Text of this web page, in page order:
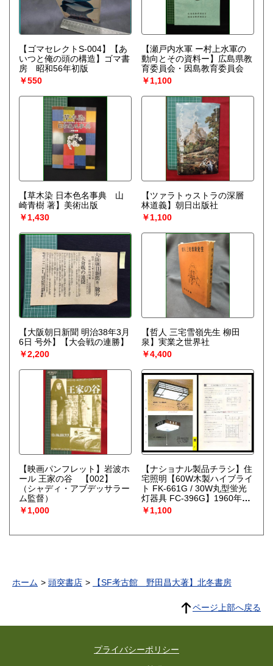
【ゴマセレクトS-004】【あ
いつと俺の頭の構造】ゴマ書
房 昭和56年初版
￥550
【瀬戸内水軍 ー村上水軍の
動向とその資料ー】広島県教
育委員会・因島教育委員会
￥1,100
【草木染 日本色名事典 山
崎青樹 著】美術出版
￥1,430
【ツァラトゥストラの深層
林道義】朝日出版社
￥1,100
【大阪朝日新聞 明治38年3月
6日 号外】【大会戦の連勝】
￥2,200
【哲人 三宅雪嶺先生 柳田
泉】実業之世界社
￥4,400
【映画パンフレット】岩波ホ
ール 王家の谷 【002】
（シャディ・アブデッサラー
ム監督）
￥1,000
【ナショナル製品チラシ】住
宅照明【60W木製ハイブライ
ト FK-661G / 30W丸型蛍光
灯器具 FC-396G】1960年
代 昭和レトロ 家電 電化
製品 モダンデザイン
￥1,100
ホーム 頭突書店 【SF考古館 野田昌大著】北冬書房
ページ上部へ戻る
プライバシーポリシー